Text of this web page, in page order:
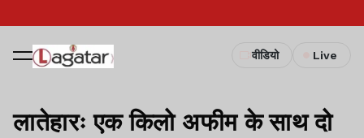
वीडियो Live
लातेहारः एक किलो अफीम के साथ दो